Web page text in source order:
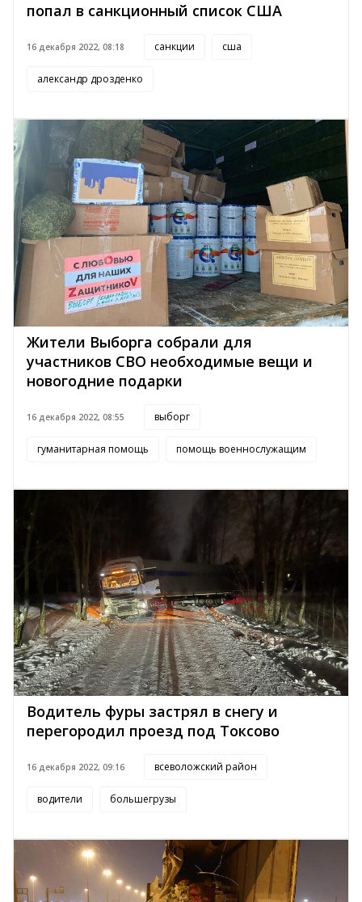
попал в санкционный список США
16 декабря 2022, 08:18 санкции сша
александр дрозденко
Жители Выборга собрали для
участников СВО необходимые вещи и
новогодние подарки
16 декабря 2022, 08:55 выборг
гуманитарная помощь помощь военнослужащим
Водитель фуры застрял в снегу и
перегородил проезд под Токсово
16 декабря 2022, 09:16 всеволожский район
водители большегрузы